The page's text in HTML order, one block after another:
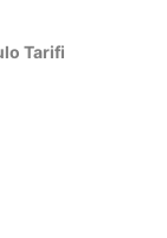
Tarifi